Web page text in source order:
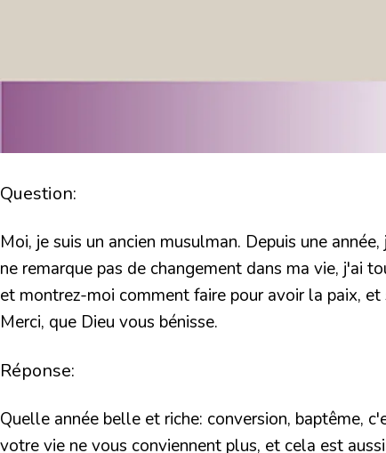
Question:
Moi, je suis un ancien musulman. Depuis une
ne remarque pas de changement dans ma vie, j'ai
et montrez-moi comment faire pour avoir la paix,
Merci, que Dieu vous bénisse.
Réponse:
Quelle année belle et riche: conversion, baptême,
votre vie ne vous conviennent plus, et cela est